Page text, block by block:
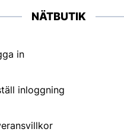
NÄTBUTIK
in
inloggning